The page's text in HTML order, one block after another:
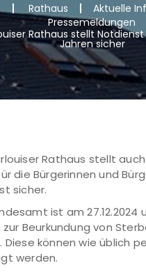
Rathaus
Aktuelle
Pressemeldungen
Rathaus stellt
Jahren sicher
Rathaus stellt
die Bürgerinnen und
sicher.
ist am 27.12.2024
Beurkundung von
können wie üblich
werden.